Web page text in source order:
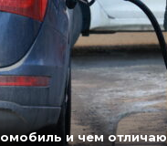
и чем